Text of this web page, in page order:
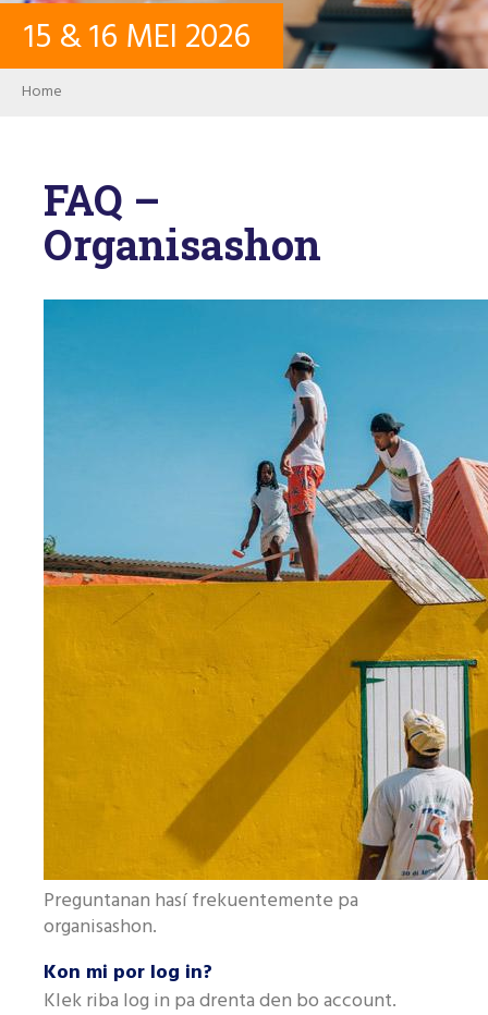
15 &16 MEI 2026
Breadcrumb
Home
FAQ –
Organisashon
Preguntanan hasí frekuentemente pa
organisashon.
Kon mi por log in?
Klek riba log in pa drenta den bo account.